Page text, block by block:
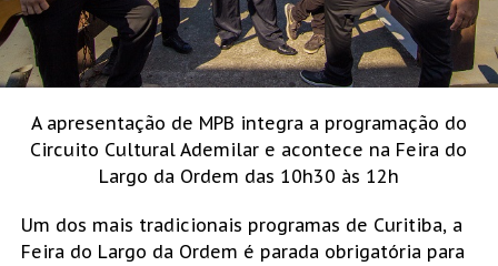
A apresentação de MPB integra a programação do
Circuito Cultural Ademilar e acontece na Feira do
Largo da Ordem das 10h30 às 12h
Um dos mais tradicionais programas de Curitiba, a
Feira do Largo da Ordem é parada obrigatória para